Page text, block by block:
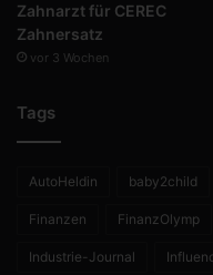
Zahnarzt für CEREC
Zahnersatz
vor 3 Wochen
Tags
AutoHeldin baby2child
Finanzen FinanzOlymp
Industrie-Journal